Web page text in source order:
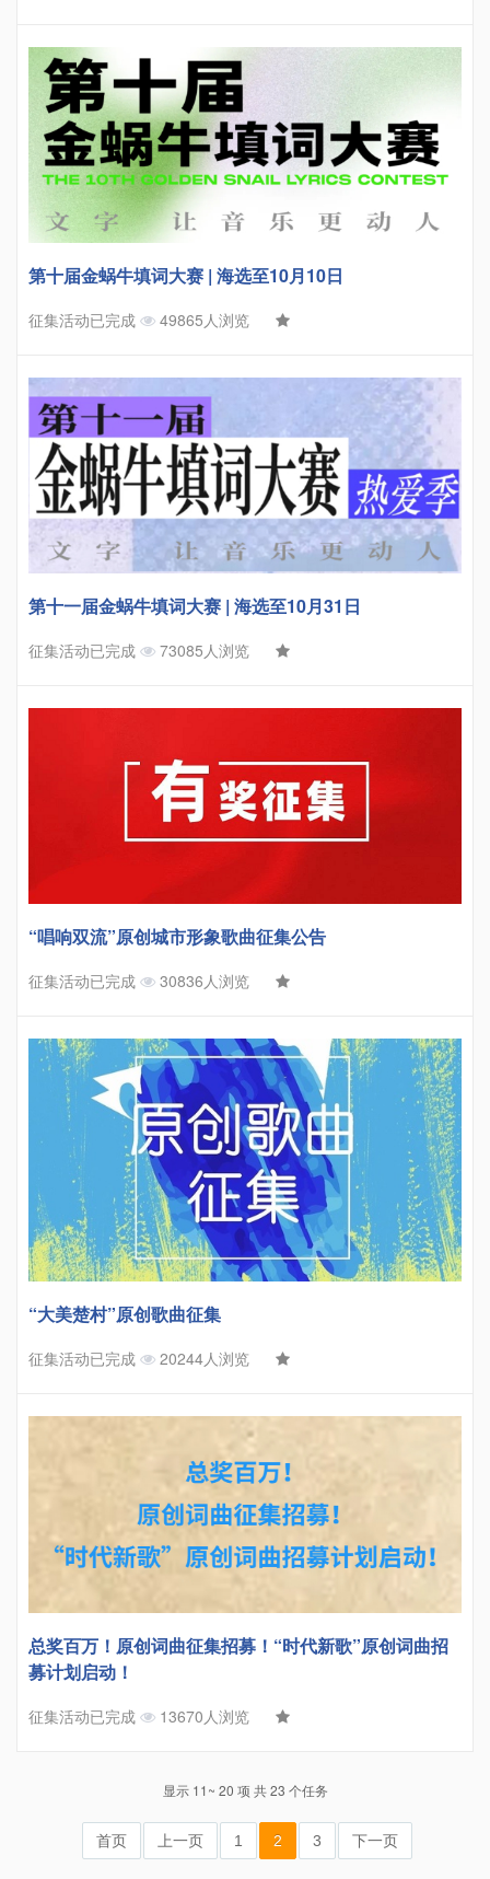
第十届金蜗牛填词大赛 | 海选至10月10日
征集活动已完成 49865人浏览
第十一届金蜗牛填词大赛 | 海选至10月31日
征集活动已完成 73085人浏览
“唱响双流”原创城市形象歌曲征集公告
征集活动已完成 30836人浏览
“大美楚村”原创歌曲征集
征集活动已完成 20244人浏览
总奖百万！原创词曲征集招募！“时代新歌”原创词曲招
募计划启动！
征集活动已完成 13670人浏览
显示 11~ 20 项 共 23 个任务
首页 上一页 1 2 3 下一页